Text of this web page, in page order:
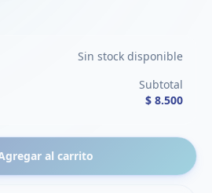
Sin stock disponible
Subtotal
$ 8.500
al carrito